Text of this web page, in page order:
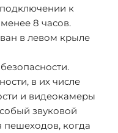
к
8 часов.
в левом крыле
в их числе
и видеокамеры
звуковой
пешеходов, когда